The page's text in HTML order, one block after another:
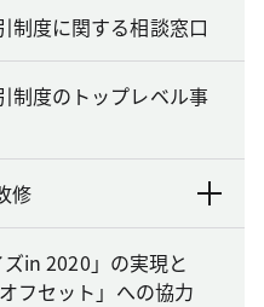
制度に関する相談窓口
制度のトップレベル事
修
ズin 2020」の実現と
フセット」への協力